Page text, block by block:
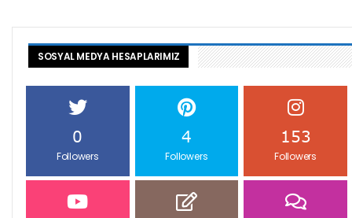
SOSYAL MEDYA HESAPLARIMIZ
0
Followers
4
Followers
153
Followers